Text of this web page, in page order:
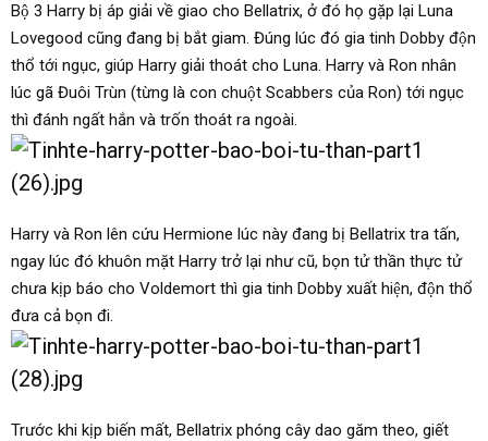
Bộ 3 Harry bị áp giải về giao cho Bellatrix, ở đó họ gặp lại Luna
Lovegood cũng đang bị bắt giam. Đúng lúc đó gia tinh Dobby độn
thổ tới ngục, giúp Harry giải thoát cho Luna. Harry và Ron nhân
lúc gã Đuôi Trùn (từng là con chuột Scabbers của Ron) tới ngục
thì đánh ngất hắn và trốn thoát ra ngoài.
Harry và Ron lên cứu Hermione lúc này đang bị Bellatrix tra tấn,
ngay lúc đó khuôn mặt Harry trở lại như cũ, bọn tử thần thực tử
chưa kịp báo cho Voldemort thì gia tinh Dobby xuất hiện, độn thổ
đưa cả bọn đi.
Trước khi kịp biến mất, Bellatrix phóng cây dao găm theo, giết